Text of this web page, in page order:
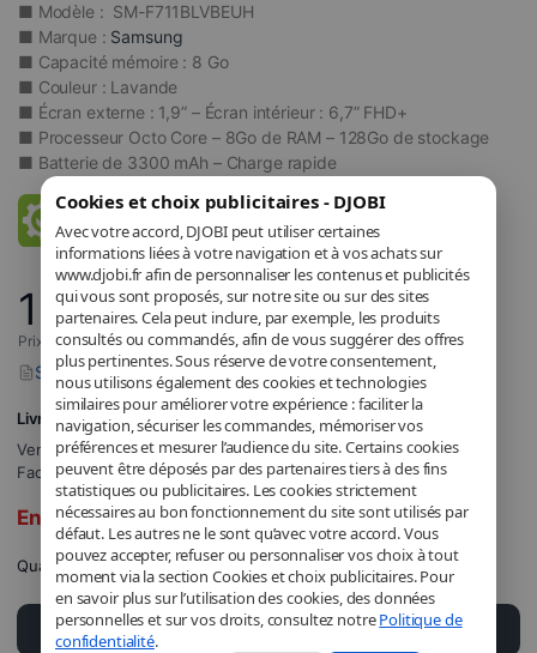
Cookies et choix publicitaires - DJOBI
Avec votre accord, DJOBI peut utiliser certaines
informations liées à votre navigation et à vos achats sur
www.djobi.fr afin de personnaliser les contenus et publicités
qui vous sont proposés, sur notre site ou sur des sites
partenaires. Cela peut inclure, par exemple, les produits
consultés ou commandés, afin de vous suggérer des offres
plus pertinentes. Sous réserve de votre consentement,
nous utilisons également des cookies et technologies
similaires pour améliorer votre expérience : faciliter la
navigation, sécuriser les commandes, mémoriser vos
préférences et mesurer l’audience du site. Certains cookies
peuvent être déposés par des partenaires tiers à des fins
statistiques ou publicitaires. Les cookies strictement
nécessaires au bon fonctionnement du site sont utilisés par
défaut. Les autres ne le sont qu’avec votre accord. Vous
pouvez accepter, refuser ou personnaliser vos choix à tout
moment via la section Cookies et choix publicitaires. Pour
en savoir plus sur l’utilisation des cookies, des données
personnelles et sur vos droits, consultez notrePolitique de
confidentialité.
■ Modèle : SM-F711BLVBEUH
■ Marque : Samsung
■ Capacité mémoire : 8 Go
■ Couleur : Lavande
■ Écran externe : 1,9” – Écran intérieur : 6,7” FHD+
■ Processeur Octo Core – 8Go de RAM – 128Go de stockage
■ Batterie de 3300 mAh – Charge rapide
1 054,90€
Prix incluant la TVA applicable.
Signaler un problème avec ce produit
Livraison GRATUITE
Vendu et expédié parDJOBI_FR.
Facturé par DJOBI.
En rupture de stock
Quantité
Ajouter au panier